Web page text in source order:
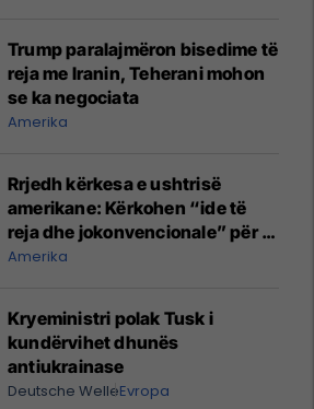
Trump paralajmëron bisedime të
reja me Iranin, Teherani mohon
se ka negociata
Amerika
Rrjedh kërkesa e ushtrisë
amerikane: Kërkohen “ide të
reja dhe jokonvencionale” për ta
ndëshkuar Iranin
Amerika
Kryeministri polak Tusk i
kundërvihet dhunës
antiukrainase
Deutsche WelleEvropa